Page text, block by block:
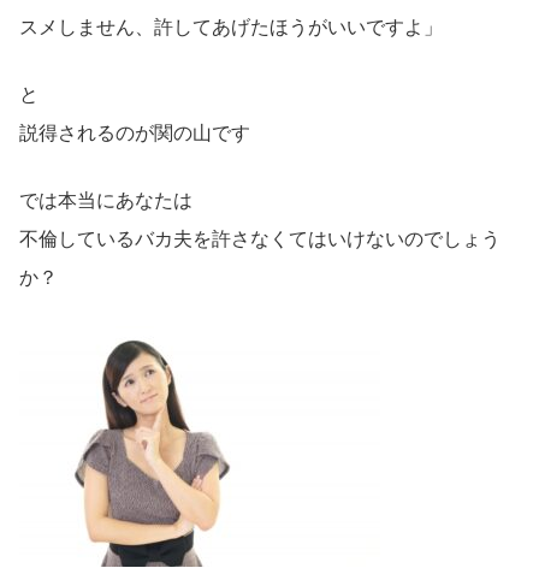
スメしません、許してあげたほうがいいですよ」
と
説得されるのが関の山です
では本当にあなたは
不倫しているバカ夫を許さなくてはいけないのでしょう
か？